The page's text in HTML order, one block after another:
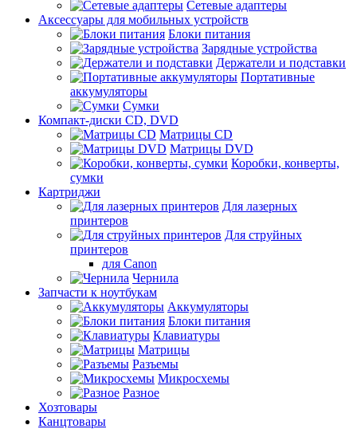
Сетевые адаптеры
Аксессуары для мобильных устройств
Блоки питания
Зарядные устройства
Держатели и подставки
Портативные
аккумуляторы
Сумки
Компакт-диски CD, DVD
Матрицы CD
Матрицы DVD
Коробки, конверты,
сумки
Картриджи
Для лазерных
принтеров
Для струйных
принтеров
для Canon
Чернила
Запчасти к ноутбукам
Аккумуляторы
Блоки питания
Клавиатуры
Матрицы
Разъемы
Микросхемы
Разное
Хозтовары
Канцтовары